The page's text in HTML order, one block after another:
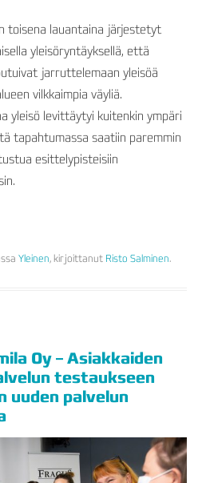
toisena lauantaina järjestetyt
yleisöryntäyksellä, että
jarruttelemaan yleisöä
vilkkaimpia väyliä.
yleisö levittäytyi kuitenkin ympäri
tapahtumassa saatiin paremmin
esittelypisteisiin
Yleinen, kirjoittanut Risto Salminen.
Oy – Asiakkaiden
testaukseen
palvelun